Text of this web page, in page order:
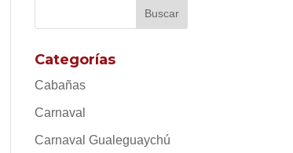
Categorías
Cabañas
Carnaval
Carnaval Gualeguaychú